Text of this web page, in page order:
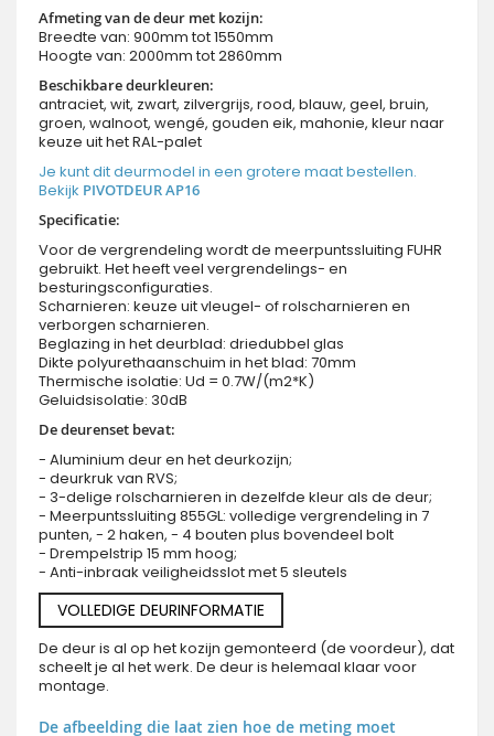
Afmeting van de deur met kozijn:
Breedte van: 900mm tot 1550mm
Hoogte van: 2000mm tot 2860mm
Beschikbare deurkleuren:
antraciet, wit, zwart, zilvergrijs, rood, blauw, geel, bruin,
groen, walnoot, wengé, gouden eik, mahonie, kleur naar
keuze uit het RAL-palet
Je kunt dit deurmodel in een grotere maat bestellen.
Bekijk PIVOTDEUR AP16
Specificatie:
Voor de vergrendeling wordt de meerpuntssluiting FUHR
gebruikt. Het heeft veel vergrendelings- en
besturingsconfiguraties.
Scharnieren: keuze uit vleugel- of rolscharnieren en
verborgen scharnieren.
Beglazing in het deurblad: driedubbel glas
Dikte polyurethaanschuim in het blad: 70mm
Thermische isolatie: Ud = 0.7W/(m2*K)
Geluidsisolatie: 30dB
De deurenset bevat:
- Aluminium deur en het deurkozijn;
- deurkruk van RVS;
- 3-delige rolscharnieren in dezelfde kleur als de deur;
- Meerpuntssluiting 855GL: volledige vergrendeling in 7
punten, - 2 haken, - 4 bouten plus bovendeel bolt
- Drempelstrip 15 mm hoog;
- Anti-inbraak veiligheidsslot met 5 sleutels
VOLLEDIGE DEURINFORMATIE
De deur is al op het kozijn gemonteerd (de voordeur), dat
scheelt je al het werk. De deur is helemaal klaar voor
montage.
De afbeelding die laat zien hoe de meting moet